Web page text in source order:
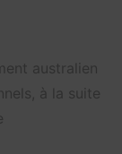
australien
à la suite